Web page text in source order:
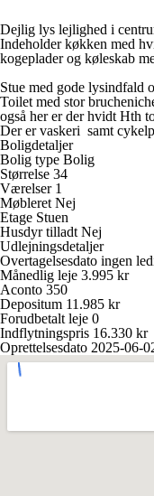
Dejlig lys lejlighed i
Indeholder køkken med
kogeplader og køleskab
Stue med gode lysindfald
Toilet med stor
også her er der hvidt Hth
Der er vaskeri samt
Boligdetaljer
Bolig type Bolig
Størrelse 34
Værelser 1
Møbleret Nej
Etage Stuen
Husdyr tilladt Nej
Udlejningsdetaljer
Overtagelsesdato ingen
Månedlig leje 3.995 kr
Aconto 350
Depositum 11.985 kr
Forudbetalt leje 0
Indflytningspris 16.330 kr
Oprettelsesdato 2025-06-